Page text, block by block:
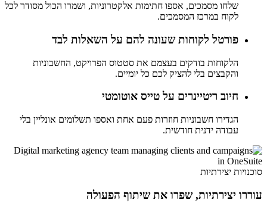
שלחו מסמכים, אספו חתימות אלקטרוניות, ושמרו הכול מסודר לכל
לקוח במרכז המסמכים.
פורטל לקוחות שעונה להם על השאלות לבד
הלקוחות בודקים בעצמם את סטטוס הפרויקט, החשבוניות
והקבצים בלי להציק לכם כל יומיים.
חיוב ריטיינרים על טייס אוטומטי
הגדירו חשבוניות חוזרות פעם אחת ואספו תשלומים אונליין בלי
עבודה ידנית חודשית.
סוכנויות יצירתיות
עוררו יצירתיות, שפרו את שיתוף הפעולה